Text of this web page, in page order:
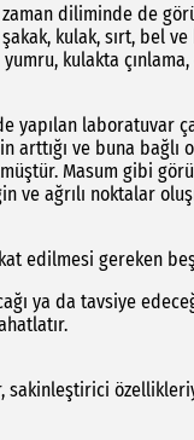
diliminde de
kulak, sırt, bel
kulakta
yapılan laboratuvar
arttığı ve buna bağlı
Masum gibi
ve ağrılı noktalar
edilmesi gereken
ya da tavsiye
sakinleştirici